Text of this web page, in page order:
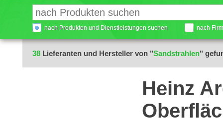
nach Produkten und Dienstleistungen suchen nach
38 Lieferanten und Hersteller von "Sandstrahlen"
Heinz